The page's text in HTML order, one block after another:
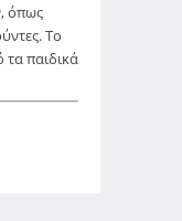
όπως
Το
παιδικά